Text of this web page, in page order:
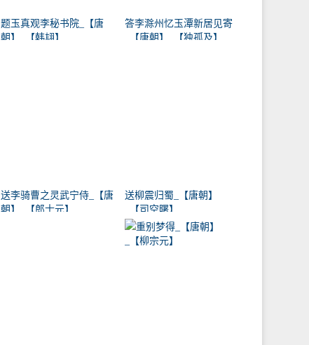
题玉真观李秘书院_【唐
朝】_【韩翃】
答李滁州忆玉潭新居见寄
_【唐朝】_【独孤及】
送李骑曹之灵武宁侍_【唐
朝】_【郎士元】
送柳震归蜀_【唐朝】
_【司空曙】